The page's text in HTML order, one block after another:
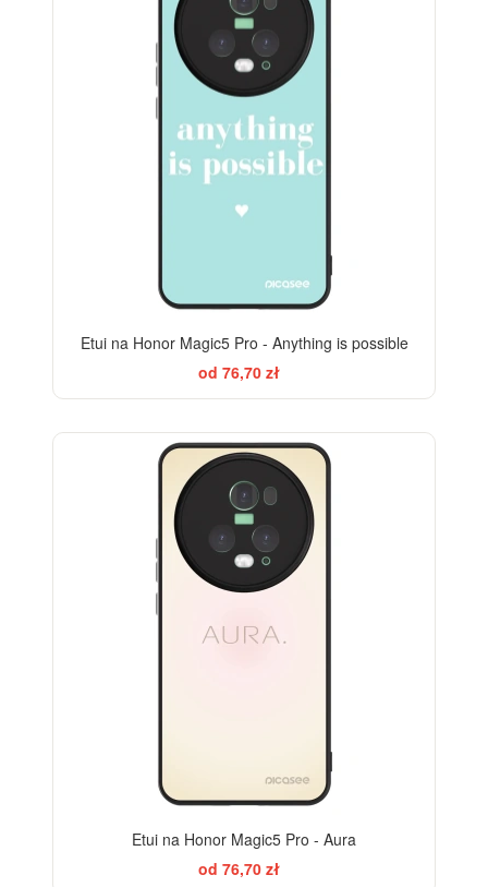
Etui na Honor Magic5 Pro - Anything is possible
od 76,70 zł
Etui na Honor Magic5 Pro - Aura
od 76,70 zł